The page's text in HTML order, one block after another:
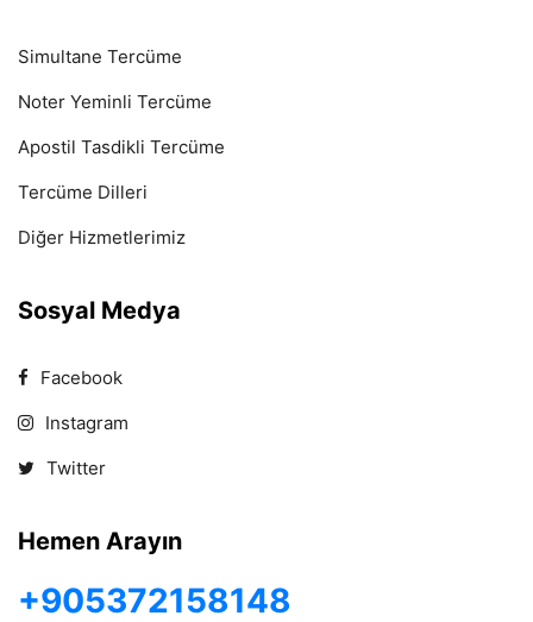
Simultane Tercüme
Noter Yeminli Tercüme
Apostil Tasdikli Tercüme
Tercüme Dilleri
Diğer Hizmetlerimiz
Sosyal Medya
Facebook
Instagram
Twitter
Hemen Arayın
+905372158148